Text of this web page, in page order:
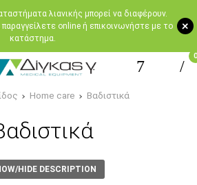
+
λιανικής μπορεί να διαφέρουν.
online ή επικοινωνήστε με το
κατάστημα.
0
Home care Βαδιστικά
HIDE DESCRIPTION